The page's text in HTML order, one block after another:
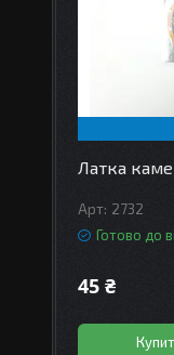
Латка
2732
Готово до
45 ₴